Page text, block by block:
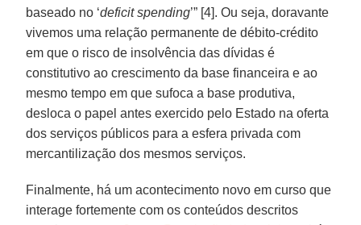
baseado no ‘deficit spending’” [4]. Ou seja, doravante
vivemos uma relação permanente de débito-crédito
em que o risco de insolvência das dívidas é
constitutivo ao crescimento da base financeira e ao
mesmo tempo em que sufoca a base produtiva,
desloca o papel antes exercido pelo Estado na oferta
dos serviços públicos para a esfera privada com
mercantilização dos mesmos serviços.
Finalmente, há um acontecimento novo em curso que
interage fortemente com os conteúdos descritos